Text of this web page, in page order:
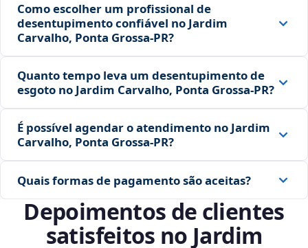
Como escolher um profissional de
desentupimento confiável no Jardim
Carvalho, Ponta Grossa‑PR?
Quanto tempo leva um desentupimento de
esgoto no Jardim Carvalho, Ponta Grossa‑PR?
É possível agendar o atendimento no Jardim
Carvalho, Ponta Grossa‑PR?
Quais formas de pagamento são aceitas?
Depoimentos de clientes
satisfeitos no Jardim